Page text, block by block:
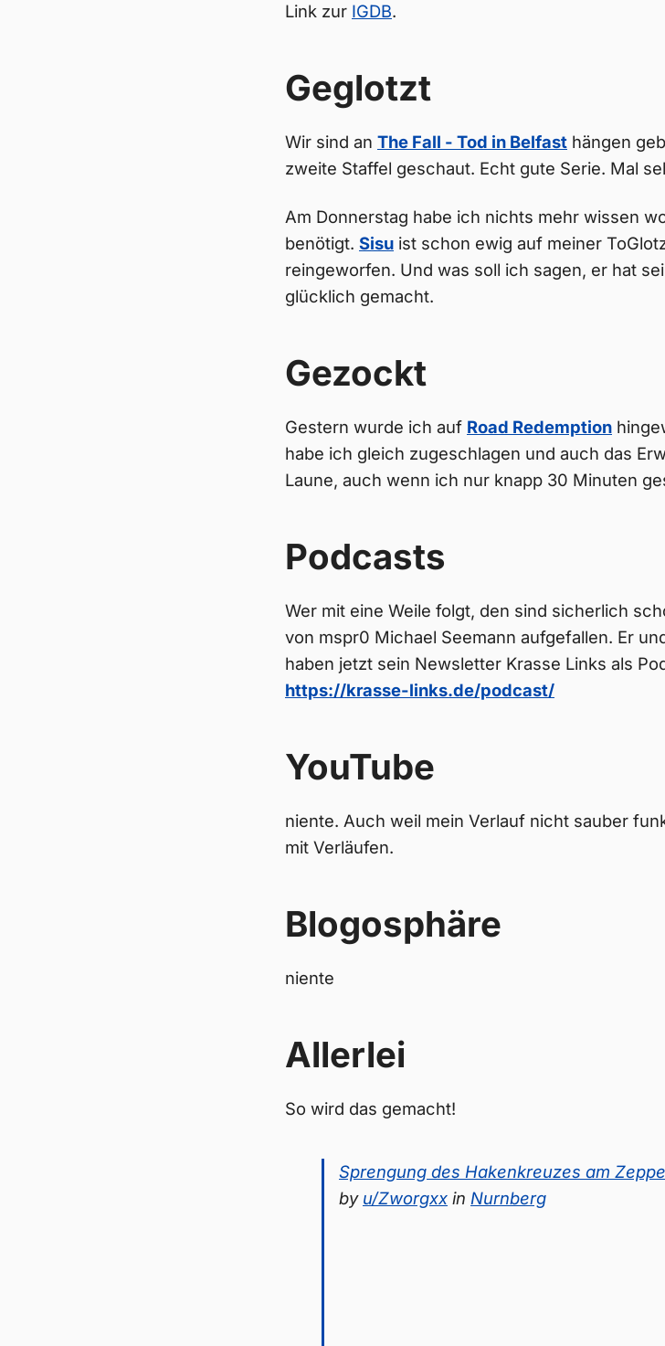
Link zur IGDB.
Geglotzt
Wir sind an The Fall - Tod in Belfast hängen
zweite Staffel geschaut. Echt gute Serie. Mal
Am Donnerstag habe ich nichts mehr wissen
benötigt. Sisu ist schon ewig auf meiner
reingeworfen. Und was soll ich sagen, er hat
glücklich gemacht.
Gezockt
Gestern wurde ich auf Road Redemption
habe ich gleich zugeschlagen und auch das
Laune, auch wenn ich nur knapp 30 Minuten
Podcasts
Wer mit eine Weile folgt, den sind sicherlich
von mspr0 Michael Seemann aufgefallen. Er
haben jetzt sein Newsletter Krasse Links als
https://krasse-links.de/podcast/
YouTube
niente. Auch weil mein Verlauf nicht sauber
mit Verläufen.
Blogosphäre
niente
Allerlei
So wird das gemacht!
Sprengung des Hakenkreuzes am
by u/Zworgxx in Nurnberg